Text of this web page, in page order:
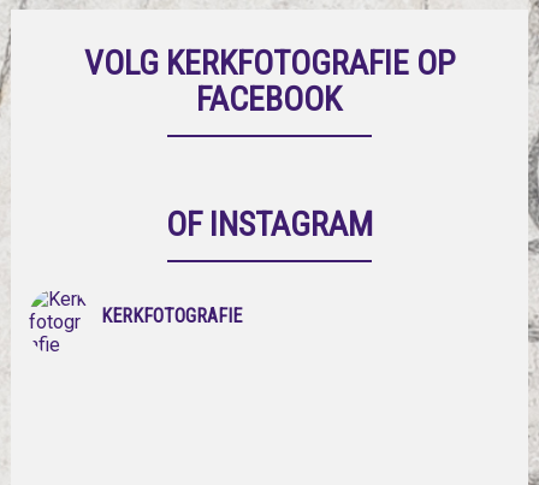
VOLG KERKFOTOGRAFIE OP
FACEBOOK
OF INSTAGRAM
KERKFOTOGRAFIE